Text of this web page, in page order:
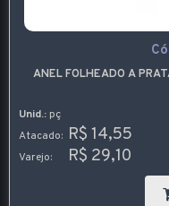
ANEL FOLHEADO A
Unid.: pç
Atacado: R$ 14,55
Varejo: R$ 29,10